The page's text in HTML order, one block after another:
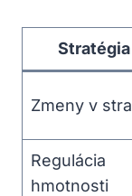
Stratégia
Zmeny v
Regulácia
hmotnosti